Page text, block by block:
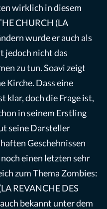
wirklich in diesem
CHURCH (LA
wurde er auch als
jedoch nicht das
zu tun. Soavi zeigt
Kirche. Dass eine
klar, doch die Frage ist,
in seinem Erstling
seine Darsteller
Geschehnissen
einen letzten sehr
zum Thema Zombies:
REVANCHE DES
bekannt unter dem